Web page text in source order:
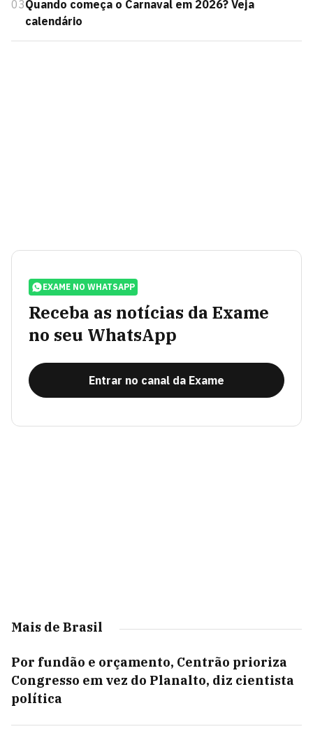
03Quando começa o Carnaval em 2026? Veja
calendário
EXAME NO WHATSAPP
Receba as notícias da Exame
no seu WhatsApp
Entrar no canal da Exame
Mais de Brasil
Por fundão e orçamento, Centrão prioriza
Congresso em vez do Planalto, diz cientista
política